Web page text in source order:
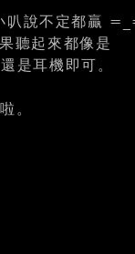
叭說不定都贏
聽起來都像是
是耳機即可。
。